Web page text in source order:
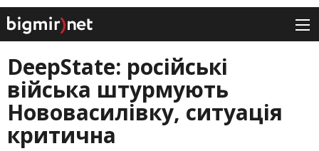
DeepState: російські
війська штурмують
Нововасилівку, ситуація
критична